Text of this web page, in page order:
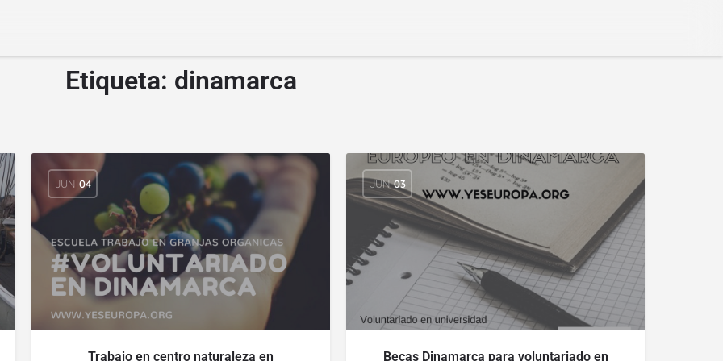
Etiqueta: dinamarca
JUN 04
Trabajo en centro naturaleza en
JUN 03
Becas Dinamarca para voluntariado en